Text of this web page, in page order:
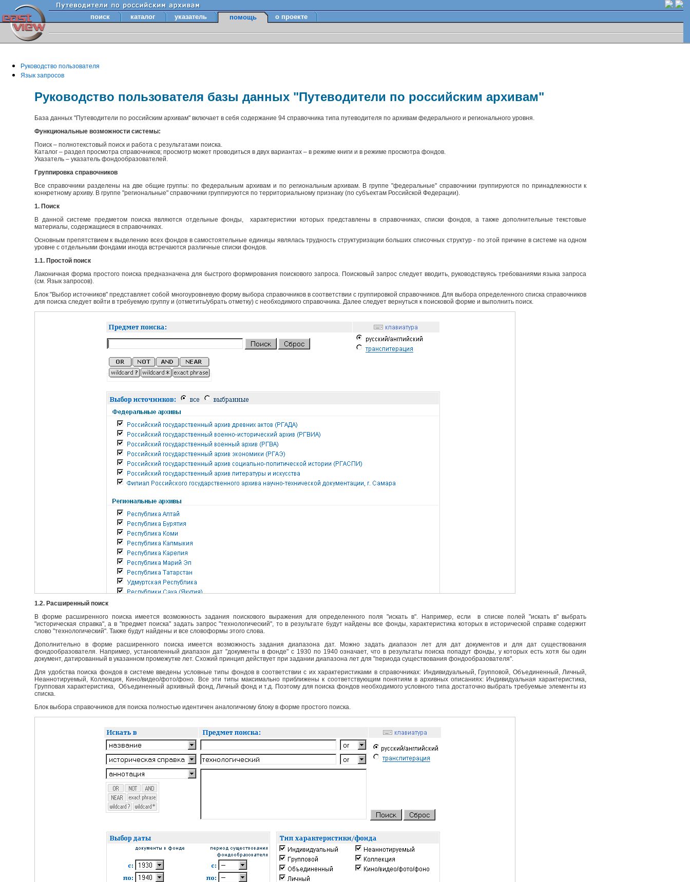
поиск каталог указатель помощь о проекте
Руководство пользователя
Язык запросов
Руководство пользователя базы данных "Путеводители по российским архивам"
База данных "Путеводители по российским архивам" включает в себя содержание 94 справочника типа путеводителя по архивам федерального и регионального уровня.
Функциональные возможности системы:
Поиск – полнотекстовый поиск и работа с результатами поиска.
Каталог – раздел просмотра справочников; просмотр может проводиться в двух вариантах – в режиме книги и в режиме просмотра фондов.
Указатель – указатель фондообразователей.
Группировка справочников
Все справочники разделены на две общие группы: по федеральным архивам и по региональным архивам. В группе "федеральные" справочники группируются по принадлежности к
конкретному архиву. В группе "региональные" справочники группируются по территориальному признаку (по субъектам Российской Федерации).
1. Поиск
В данной системе предметом поиска являются отдельные фонды, характеристики которых представлены в справочниках, списки фондов, а также дополнительные текстовые
материалы, содержащиеся в справочниках.
Основным препятствием к выделению всех фондов в самостоятельные единицы являлась трудность структуризации больших списочных структур - по этой причине в системе на одном
уровне с отдельными фондами иногда встречаются различные списки фондов.
1.1. Простой поиск
Лаконичная форма простого поиска предназначена для быстрого формирования поискового запроса. Поисковый запрос следует вводить, руководствуясь требованиями языка запроса
(см. Язык запросов).
Блок "Выбор источников" представляет собой многоуровневую форму выбора справочников в соответствии с группировкой справочников. Для выбора определенного списка справочников
для поиска следует войти в требуемую группу и (отметить/убрать отметку) с необходимого справочника. Далее следует вернуться к поисковой форме и выполнить поиск.
1.2. Расширенный поиск
В форме расширенного поиска имеется возможность задания поискового выражения для определенного поля "искать в". Например, если в списке полей "искать в" выбрать
"историческая справка", а в "предмет поиска" задать запрос "технологический", то в результате будут найдены все фонды, характеристика которых в исторической справке содержит
слово "технологический". Также будут найдены и все словоформы этого слова.
Дополнительно в форме расширенного поиска имеется возможность задания диапазона дат. Можно задать диапазон лет для дат документов и для дат существования
фондообразователя. Например, установленный диапазон дат "документы в фонде" с 1930 по 1940 означает, что в результаты поиска попадут фонды, у которых есть хотя бы один
документ, датированный в указанном промежутке лет. Схожий принцип действует при задании диапазона лет для "периода существования фондообразователя".
Для удобства поиска фондов в системе введены условные типы фондов в соответствии с их характеристиками в справочниках: Индивидуальный, Групповой, Объединенный, Личный,
Неаннотируемый, Коллекция, Кино/видео/фото/фоно. Все эти типы максимально приближены к соответствующим понятиям в архивных описаниях: Индивидуальная характеристика,
Групповая характеристика, Объединенный архивный фонд, Личный фонд и т.д. Поэтому для поиска фондов необходимого условного типа достаточно выбрать требуемые элементы из
списка.
Блок выбора справочников для поиска полностью идентичен аналогичному блоку в форме простого поиска.